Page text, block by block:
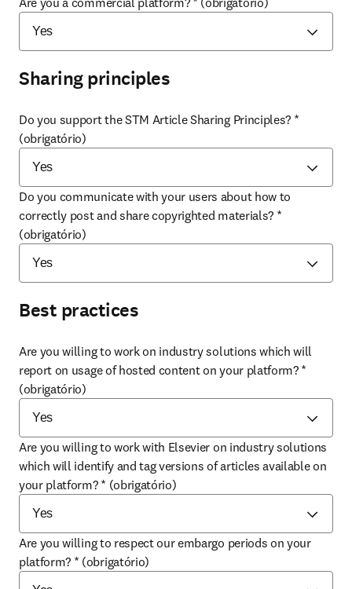
Sharing principles
Do you support the STM Article Sharing Principles? *
(obrigatório)
Do you communicate with your users about how to
correctly post and share copyrighted materials? *
(obrigatório)
Best practices
Are you willing to work on industry solutions which will
report on usage of hosted content on your platform? *
(obrigatório)
Are you willing to work with Elsevier on industry solutions
which will identify and tag versions of articles available on
your platform? * (obrigatório)
Are you willing to respect our embargo periods on your
platform? * (obrigatório)